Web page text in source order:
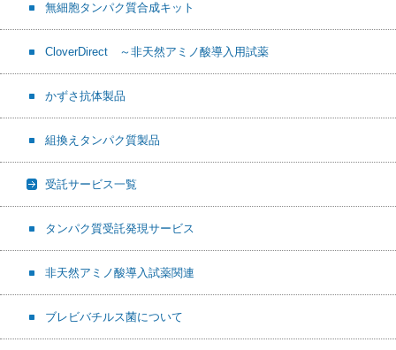
無細胞タンパク質合成キット
CloverDirect ～非天然アミノ酸導入用試薬
かずさ抗体製品
組換えタンパク質製品
受託サービス一覧
タンパク質受託発現サービス
非天然アミノ酸導入試薬関連
ブレビバチルス菌について